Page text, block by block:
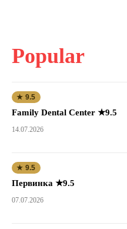
Popular
★ 9.5
Family Dental Center ★9.5
14.07.2026
★ 9.5
Первинка ★9.5
07.07.2026